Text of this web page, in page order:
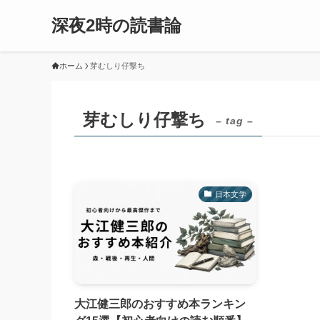
深夜2時の読書論
ホーム 芽むしり仔撃ち
芽むしり仔撃ち – tag –
日本文学
大江健三郎のおすすめ本ランキン